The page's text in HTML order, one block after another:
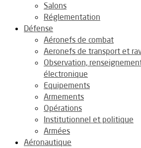
Salons
Réglementation
Défense
Aéronefs de combat
Aeronefs de transport et
Observation,
électronique
Equipements
Armements
Opérations
Institutionnel et politique
Armées
Aéronautique